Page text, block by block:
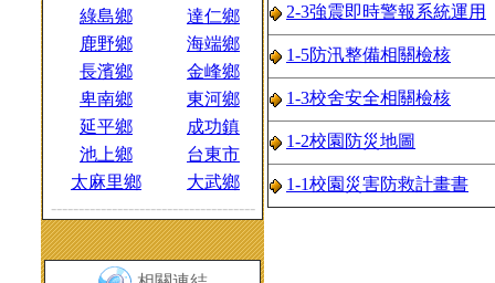
綠島鄉
達仁鄉
鹿野鄉
海端鄉
長濱鄉
金峰鄉
卑南鄉
東河鄉
延平鄉
成功鎮
池上鄉
台東市
太麻里鄉
大武鄉
-------------------------------------
2-3強震即時警報系統運用
1-5防汛整備相關檢核
1-3校舍安全相關檢核
1-2校園防災地圖
1-1校園災害防救計畫書